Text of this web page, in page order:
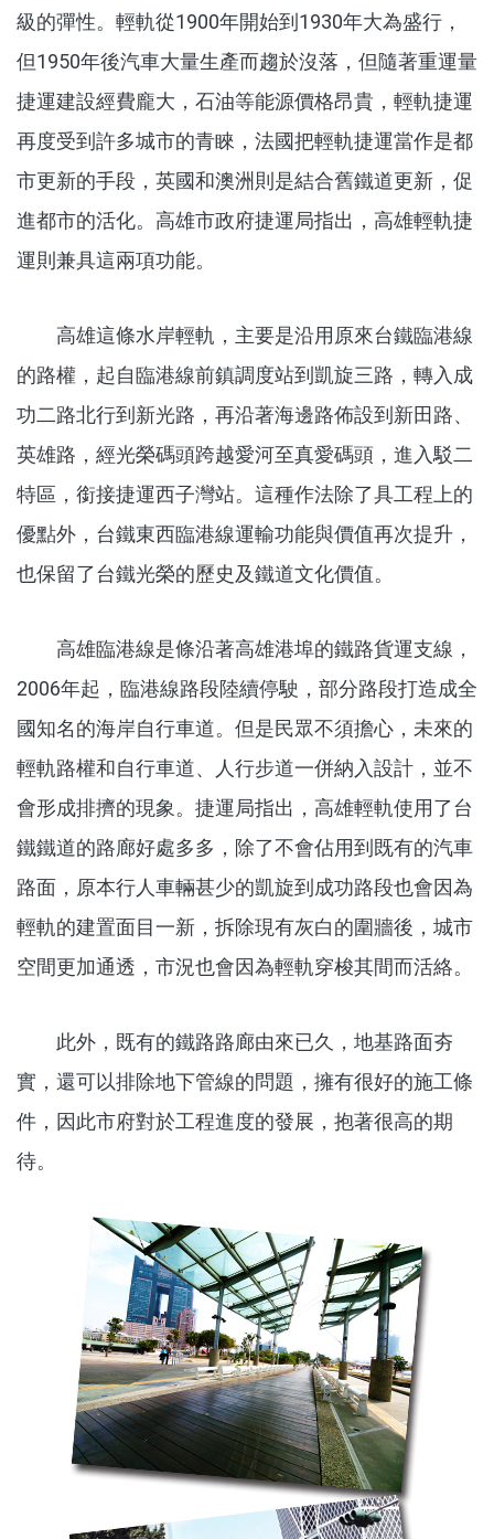
級的彈性。輕軌從1900年開始到1930年大為盛行，
但1950年後汽車大量生產而趨於沒落，但隨著重運量
捷運建設經費龐大，石油等能源價格昂貴，輕軌捷運
再度受到許多城市的青睞，法國把輕軌捷運當作是都
市更新的手段，英國和澳洲則是結合舊鐵道更新，促
進都市的活化。高雄市政府捷運局指出，高雄輕軌捷
運則兼具這兩項功能。
高雄這條水岸輕軌，主要是沿用原來台鐵臨港線
的路權，起自臨港線前鎮調度站到凱旋三路，轉入成
功二路北行到新光路，再沿著海邊路佈設到新田路、
英雄路，經光榮碼頭跨越愛河至真愛碼頭，進入駁二
特區，銜接捷運西子灣站。這種作法除了具工程上的
優點外，台鐵東西臨港線運輸功能與價值再次提升，
也保留了台鐵光榮的歷史及鐵道文化價值。
高雄臨港線是條沿著高雄港埠的鐵路貨運支線，
2006年起，臨港線路段陸續停駛，部分路段打造成全
國知名的海岸自行車道。但是民眾不須擔心，未來的
輕軌路權和自行車道、人行步道一併納入設計，並不
會形成排擠的現象。捷運局指出，高雄輕軌使用了台
鐵鐵道的路廊好處多多，除了不會佔用到既有的汽車
路面，原本行人車輛甚少的凱旋到成功路段也會因為
輕軌的建置面目一新，拆除現有灰白的圍牆後，城市
空間更加通透，市況也會因為輕軌穿梭其間而活絡。
此外，既有的鐵路路廊由來已久，地基路面夯
實，還可以排除地下管線的問題，擁有很好的施工條
件，因此市府對於工程進度的發展，抱著很高的期
待。